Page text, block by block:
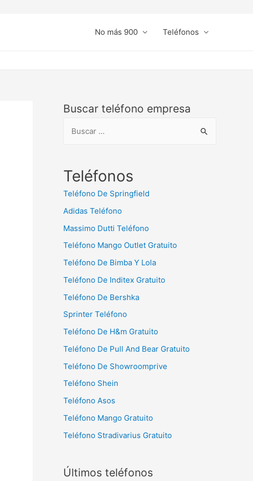
No más 900 Teléfonos
Buscar teléfono empresa
c
:
Teléfonos
Teléfono De Springfield
Adidas Teléfono
Massimo Dutti Teléfono
Teléfono Mango Outlet Gratuito
Teléfono De Bimba Y Lola
Teléfono De Inditex Gratuito
Teléfono De Bershka
Sprinter Teléfono
Teléfono De H&m Gratuito
Teléfono De Pull And Bear Gratuito
Teléfono De Showroomprive
Teléfono Shein
Teléfono Asos
Teléfono Mango Gratuito
Teléfono Stradivarius Gratuito
Últimos teléfonos